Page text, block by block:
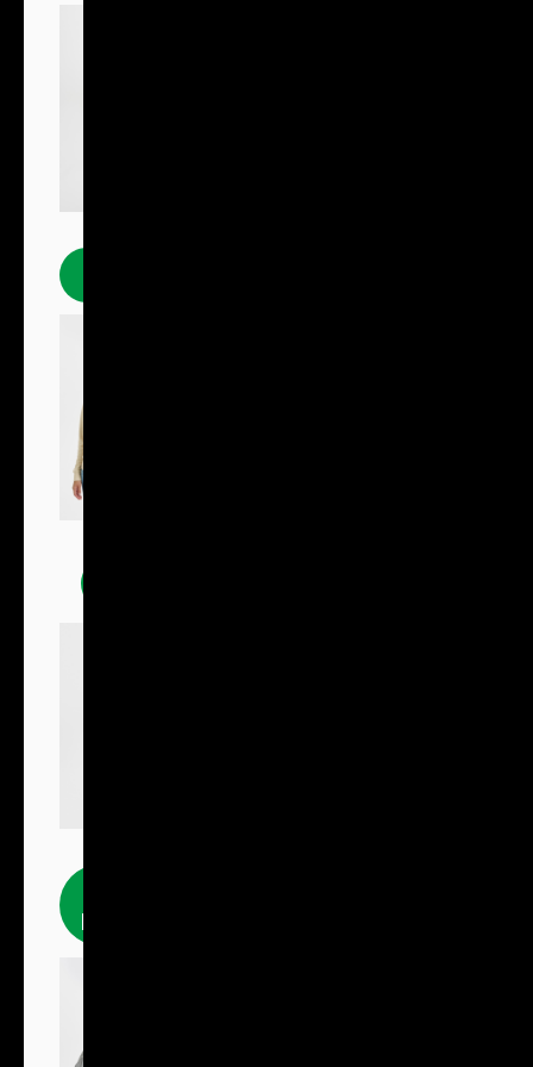
produkty